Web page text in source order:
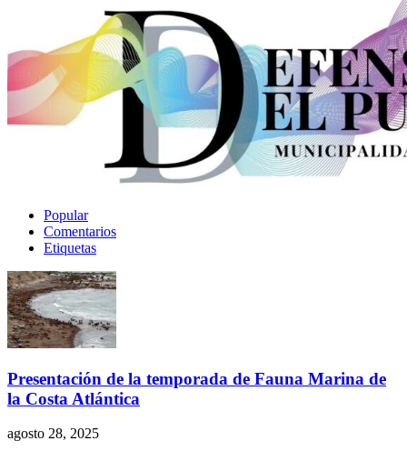
Popular
Comentarios
Etiquetas
Presentación de la temporada de Fauna Marina de
la Costa Atlántica
agosto 28, 2025